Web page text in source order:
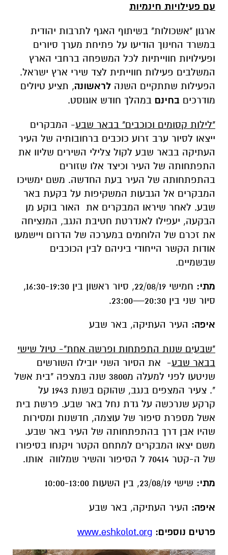
עם פעילויות חינמיות
ארגון "אשכולות" בשיתוף האגף לתרבות יהודית
במשרד החינוך הודיעו על פתיחת מערך סיורים
ופעילויות חווייתיות לכל המשפחה ברחבי הארץ
המשלבים פעילות חווייתית לצד שירי ארץ ישראל.
הפעילות שתתקיים השנה לראשונה, תציע טיולים
מודרכים בחינם במהלך חודש אוגוסט.
"לילות קסומים וכוכבים" בבאר שבע- המבקרים
ייצאו לסיור ערב זרוע כוכבים ברחובותיה של העיר
העתיקה בבאר שבע לקול צלילי השירים שליוו את
התפתחותה של העיר וכיצד אלו שזורים
בהתפתחותה של העיר בעת החדשה. משם ימשיכו
המבקרים אל הגבעות המשקיפות על בקעת באר
שבע. לאחר שיראו המבקרים את האור בוקע מן
הבקעה, יעפילו לאנדרטת חטיבת הנגב, המנציחה
את זכרם של הלוחמים במערכה של הדרום ויישמעו
אודות הקשר הייחודי ביניהם לבין הכוכבים
שבשמיים.
מתי:
חמישי 22/08/19, סיור ראשון בין 16:30-19:30,
סיור שני בין 20:30—23:00.
איפה: העיר העתיקה, באר שבע
"שבעים שנות התפתחות ופרשה אחת"- טיול שישי
בבאר שבע- את הסיור השני יובילו השורשים
שניטעו לפני למעלה מ3800 שנה במצפה "בית אשל
". צעיר המצפים בנגב, שהוקם בשנת 1943 על
קרקע שנרכשה על גדת נחל באר שבע. פרשת בית
אשל מספרת סיפור של עוצמה, חדשנות ומסירות
שהיו אבן דרך בהתפתחותה של העיר באר שבע.
משם יצאו המבקרים למתחם הקטר ויקנחו בסיפורו
של ה-קטר 70414 ל הסיפור והשיר שמלווה אותו.
מתי: שישי 23/08/19, בין השעות 10:00-13:00
איפה: העיר העתיקה, באר שבע
פרטים נוספים: www.eshkolot.org